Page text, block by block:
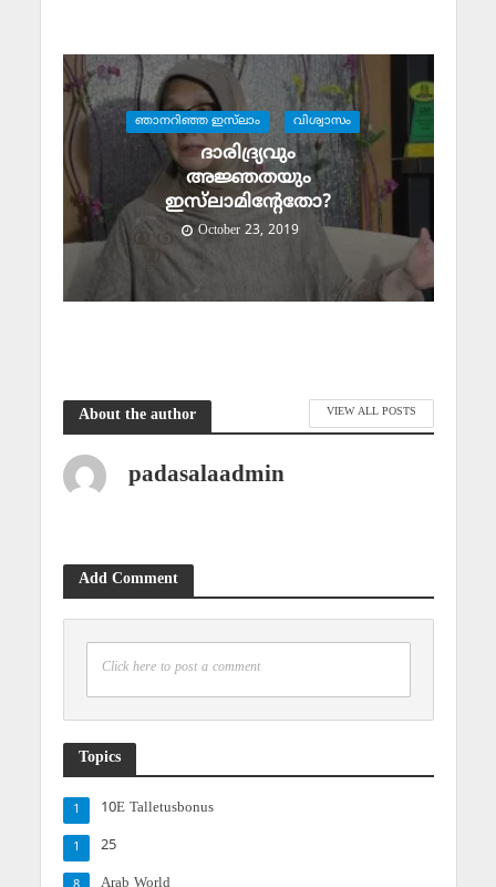
ഞാനറിഞ്ഞ ഇസ്‌ലാം വിശ്വാസം
ദാരിദ്ര്യവും
അജ്ഞതയും
ഇസ്‌ലാമിന്റേതോ?
October 23, 2019
About the author VIEW ALL POSTS
padasalaadmin
Add Comment
Click here to post a comment
Topics
10E Talletusbonus
1
25
1